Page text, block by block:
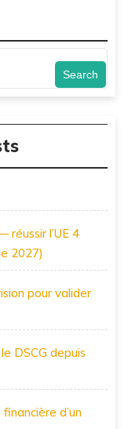
Search
réussir l’UE 4
2027)
pour valider
DSCG depuis
d’un